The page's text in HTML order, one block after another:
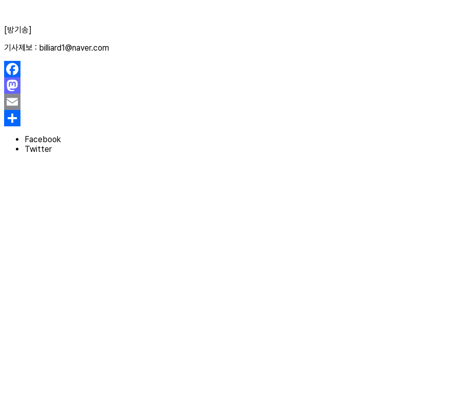
[방기송]
기사제보 : billiard1@naver.com
Facebook
Mastodon
Email
Share
Facebook
Twitter